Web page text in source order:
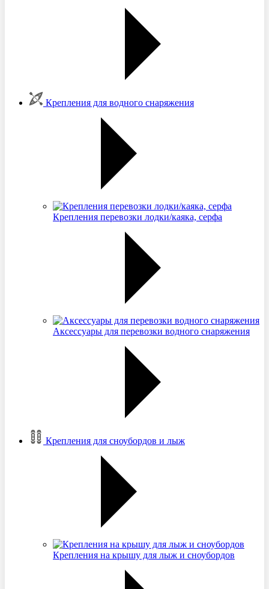
Крепления для водного снаряжения
Крепления перевозки лодки/каяка, серфа
Аксессуары для перевозки водного снаряжения
Крепления для сноубордов и лыж
Крепления на крышу для лыж и сноубордов